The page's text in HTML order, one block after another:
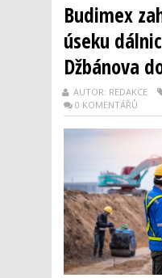
Budimex
úseku
Džbánova
AUTOR: REDAKCE
0 KOMENTÁŘŮ